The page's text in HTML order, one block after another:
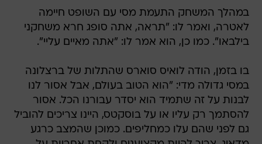
במהלך המשחק התעמת מסי עם השופט חיימה
לאטרה, ואמר לו: "תראה, אתה סופג חרא משחקני
בילבאו". כמו כן, הוא אמר לו: "אתה מאיים עליי".
בו בזמן, הודה לואיס סוארס שהתלות של ברצלונה
במסי גדולה מדי: "הוא הטוב בעולם, אבל אסור לנו
לבנות על זה שתמיד הוא יסדר עבורנו הכל. אסור
להסתמך רק עליו או על בוסקטס, היינו צריכים להוביל
גם לפני שהם עלו כמחליפים. כמוכן שהמצב כרגע